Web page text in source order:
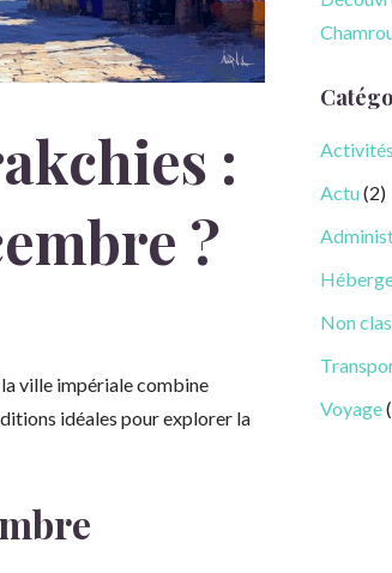
:
?
ville impériale combine
idéales pour explorer la
Activités
Actu(2)
Non
Voyage